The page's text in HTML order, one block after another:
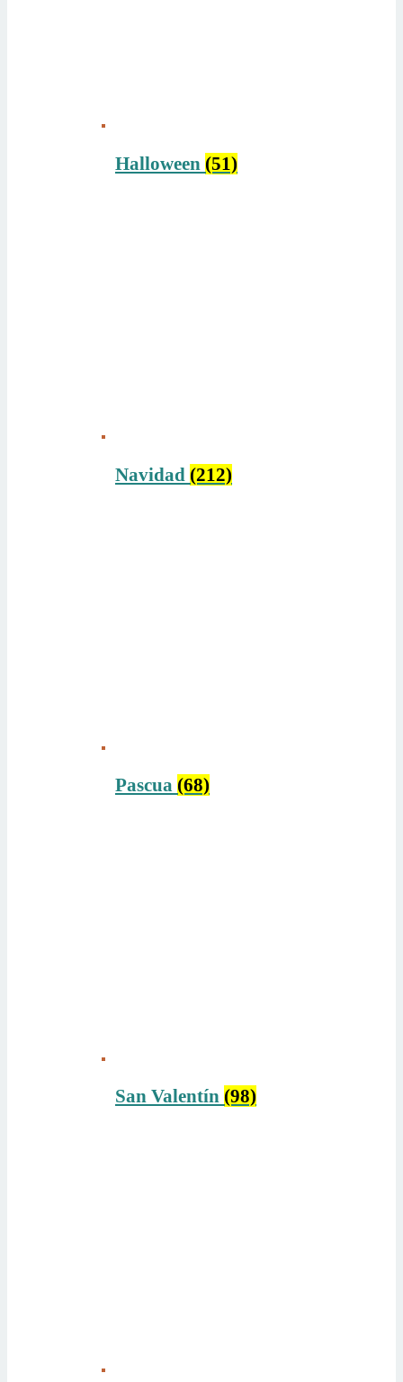
Halloween (51)
Navidad (212)
Pascua (68)
San Valentín (98)